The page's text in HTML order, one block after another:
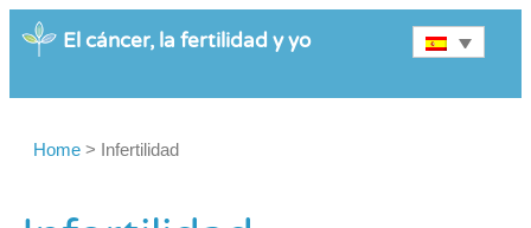
El cáncer, la fertilidad y yo
Home > Infertilidad